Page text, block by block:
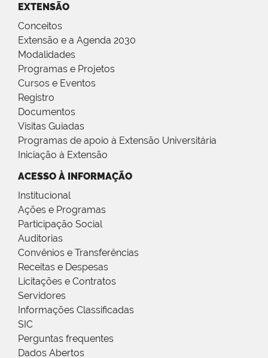
EXTENSÃO
Conceitos
Extensão e a Agenda 2030
Modalidades
Programas e Projetos
Cursos e Eventos
Registro
Documentos
Visitas Guiadas
Programas de apoio à Extensão Universitária
Iniciação à Extensão
ACESSO À INFORMAÇÃO
Institucional
Ações e Programas
Participação Social
Auditorias
Convênios e Transferências
Receitas e Despesas
Licitações e Contratos
Servidores
Informações Classificadas
SIC
Perguntas frequentes
Dados Abertos